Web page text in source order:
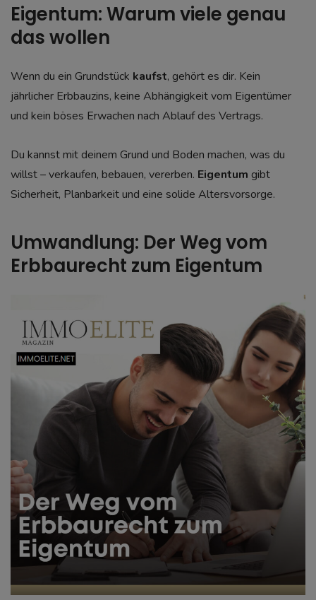
Eigentum: Warum viele genau
das wollen
Wenn du ein Grundstück kaufst, gehört es dir. Kein
jährlicher Erbbauzins, keine Abhängigkeit vom Eigentümer
und kein böses Erwachen nach Ablauf des Vertrags.
Du kannst mit deinem Grund und Boden machen, was du
willst – verkaufen, bebauen, vererben. Eigentum gibt
Sicherheit, Planbarkeit und eine solide Altersvorsorge.
Umwandlung: Der Weg vom
Erbbaurecht zum Eigentum